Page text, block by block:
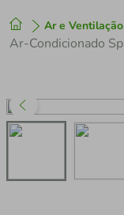
Ar e Ventilação
1º tenis
perfume